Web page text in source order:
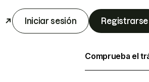
Iniciar sesión Registrarse
Comprueba el